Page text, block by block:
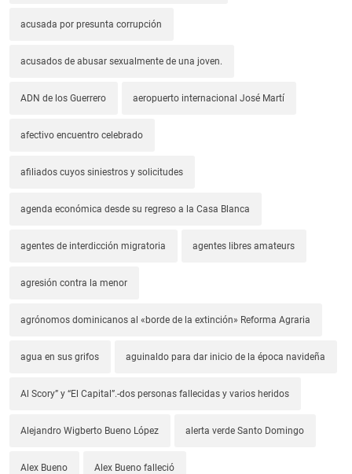
acusada por presunta corrupción
acusados de abusar sexualmente de una joven.
ADN de los Guerrero aeropuerto internacional José Martí
afectivo encuentro celebrado
afiliados cuyos siniestros y solicitudes
agenda económica desde su regreso a la Casa Blanca
agentes de interdicción migratoria agentes libres amateurs
agresión contra la menor
agrónomos dominicanos al «borde de la extinción» Reforma Agraria
agua en sus grifos aguinaldo para dar inicio de la época navideña
Al Scory” y “El Capital”.-dos personas fallecidas y varios heridos
Alejandro Wigberto Bueno López alerta verde Santo Domingo
Alex Bueno Alex Bueno falleció